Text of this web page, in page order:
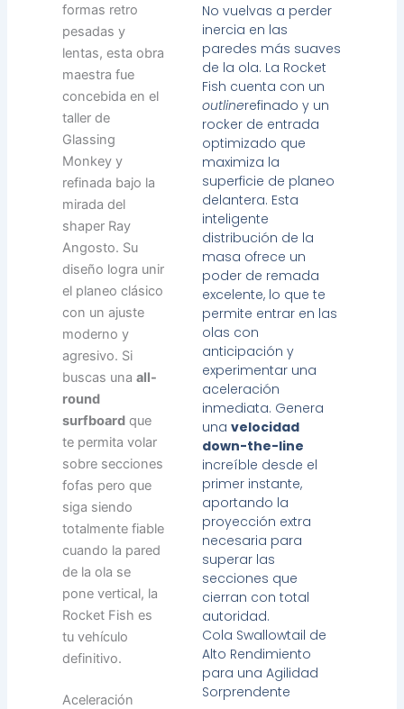
No vuelvas a perder
inercia en las
paredes más suaves
de la ola. La Rocket
Fish cuenta con un
outlinerefinado y un
rocker de entrada
optimizado que
maximiza la
superficie de planeo
delantera. Esta
inteligente
distribución de la
masa ofrece un
poder de remada
excelente, lo que te
permite entrar en las
olas con
anticipación y
experimentar una
aceleración
inmediata. Genera
unavelocidad
down-the-line
increíble desde el
primer instante,
aportando la
proyección extra
necesaria para
superar las
secciones que
cierran con total
autoridad.
Cola Swallowtail de
Alto Rendimiento
para una Agilidad
Sorprendente
formas retro
pesadas y
lentas, esta obra
maestra fue
concebida en el
taller de
Glassing
Monkey y
refinada bajo la
mirada del
shaper Ray
Angosto. Su
diseño logra unir
el planeo clásico
con un ajuste
moderno y
agresivo. Si
buscas unaall-
round
surfboard que
te permita volar
sobre secciones
fofas pero que
siga siendo
totalmente fiable
cuando la pared
de la ola se
pone vertical, la
Rocket Fish es
tu vehículo
definitivo.
Aceleración